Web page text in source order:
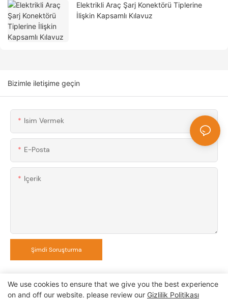
Elektrikli Araç Şarj Konektörü Tiplerine
İlişkin Kapsamlı Kılavuz
Bizimle iletişime geçin
Isim Vermek
E-Posta
Içerik
Şimdi Soruşturma
We use cookies to ensure that we give you the best experience
on and off our website. please review our Gizlilik Politikası